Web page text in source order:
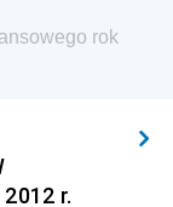
rok
r.